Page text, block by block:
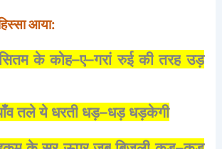
आया:
के कोह–ए–गरां रुई की तरह उड़
तले ये धरती धड़–धड़ धड़केगी